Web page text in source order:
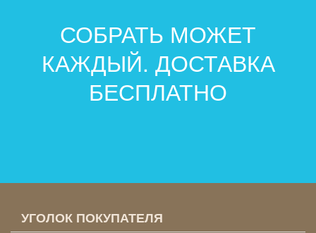
СОБРАТЬ МОЖЕТ
КАЖДЫЙ. ДОСТАВКА
БЕСПЛАТНО
УГОЛОК ПОКУПАТЕЛЯ